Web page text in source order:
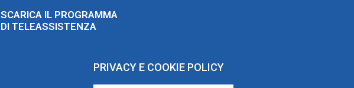
SCARICA IL PROGRAMMA
DI TELEASSISTENZA
PRIVACY E COOKIE POLICY